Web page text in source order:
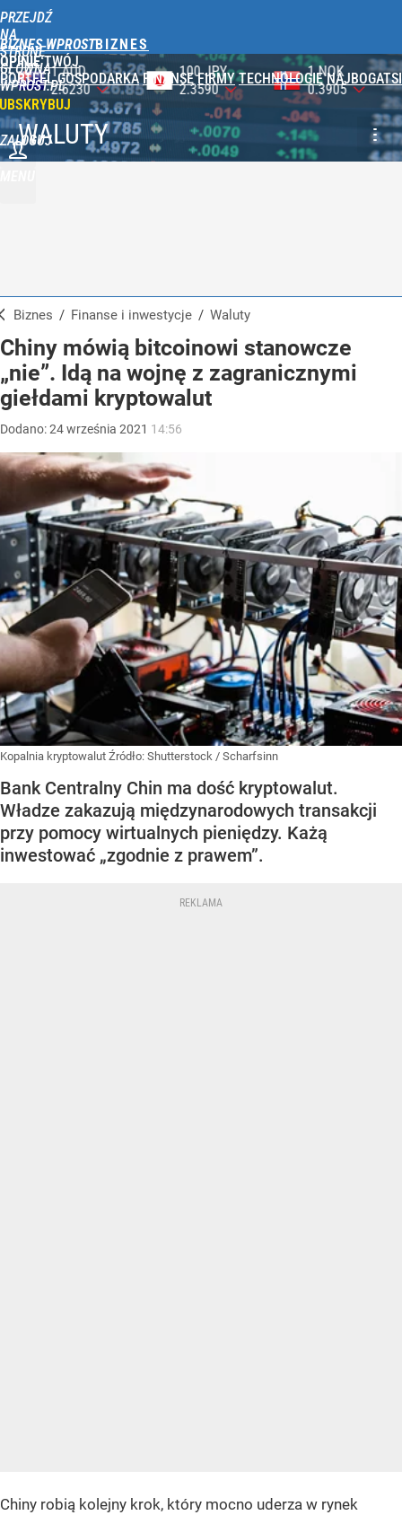
PRZEJDŹ
NA
STRONĘ
GŁÓWNĄ
WPROST.PL
BIZNES WPROST
OPINIE TWÓJ
PORTFEL GOSPODARKA FINANSE FIRMY TECHNOLOGIE NAJBOGATSI
ZALOGUJ
100 JPY
2.3590
1 NOK
0.3905
1 DKK
0.5750
WALUTY
Biznes / Finanse i inwestycje / Waluty
Chiny mówią bitcoinowi stanowcze
„nie”. Idą na wojnę z zagranicznymi
giełdami kryptowalut
Dodano:24września 2021 14:56
Kopalnia kryptowalut Źródło: Shutterstock / Scharfsinn
Bank Centralny Chin ma dość kryptowalut.
Władze zakazują międzynarodowych transakcji
przy pomocy wirtualnych pieniędzy. Każą
inwestować „zgodnie z prawem”.
Chiny robią kolejny krok, który mocno uderza w rynek